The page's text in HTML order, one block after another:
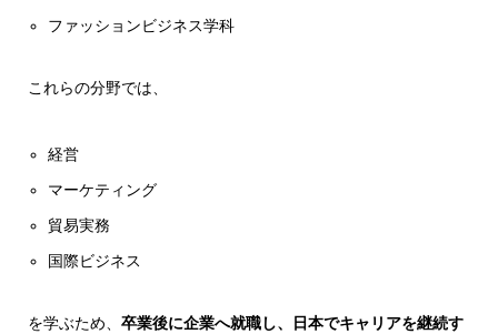
ファッションビジネス学科
これらの分野では、
経営
マーケティング
貿易実務
国際ビジネス
を学ぶため、 卒業後に企業へ就職し、日本でキャリアを継続す